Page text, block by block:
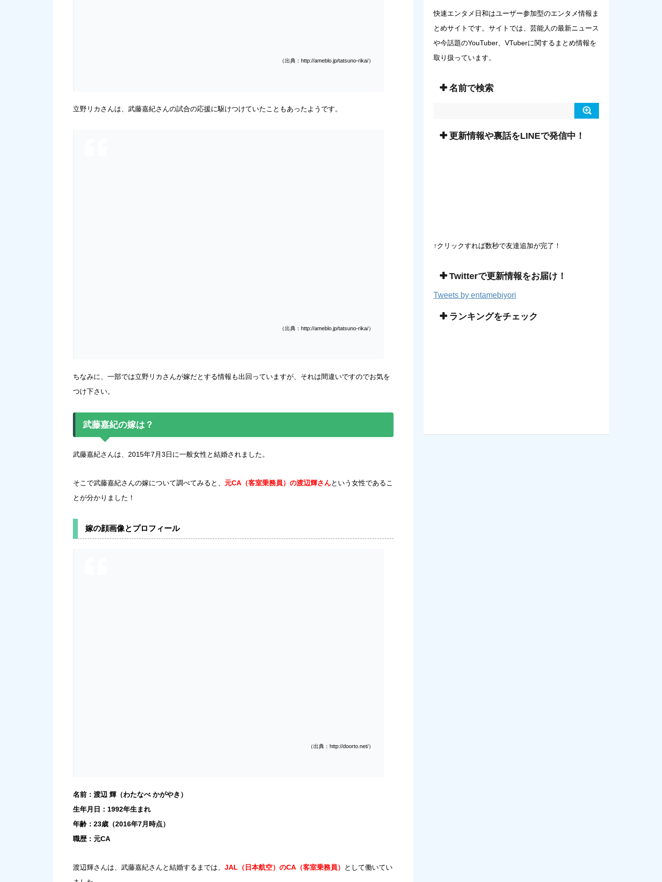
（出典：http://ameblo.jp/tatsuno-rika/）
立野リカさんは、武藤嘉紀さんの試合の応援に駆けつけていたこともあったようです。
（出典：http://ameblo.jp/tatsuno-rika/）
ちなみに、一部では立野リカさんが嫁だとする情報も出回っていますが、それは間違いですのでお気を
つけ下さい。
武藤嘉紀の嫁は？
武藤嘉紀さんは、2015年7月3日に一般女性と結婚されました。
そこで武藤嘉紀さんの嫁について調べてみると、 元CA（客室乗務員）の渡辺輝さんという女性であるこ
とが分かりました！
嫁の顔画像とプロフィール
（出典：http://doorto.net/）
名前：渡辺 輝（わたなべ かがやき）
生年月日：1992年生まれ
年齢：23歳（2016年7月時点）
職歴：元CA
渡辺輝さんは、武藤嘉紀さんと結婚するまでは、 JAL（日本航空）のCA（客室乗務員）
として働いてい
快速エンタメ日和はユーザー参加型のエンタメ情報ま
とめサイトです。サイトでは、芸能人の最新ニュース
や今話題のYouTuber、VTuberに関するまとめ情報を
取り扱っています。
名前で検索
更新情報や裏話をLINEで発信中！
↑クリックすれば数秒で友達追加が完了！
Twitterで更新情報をお届け！
Tweets by entamebiyori
ランキングをチェック